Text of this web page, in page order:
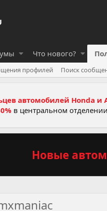
Что нового?
профилей Поиск
автомобилей Honda и
в центральном
Новые